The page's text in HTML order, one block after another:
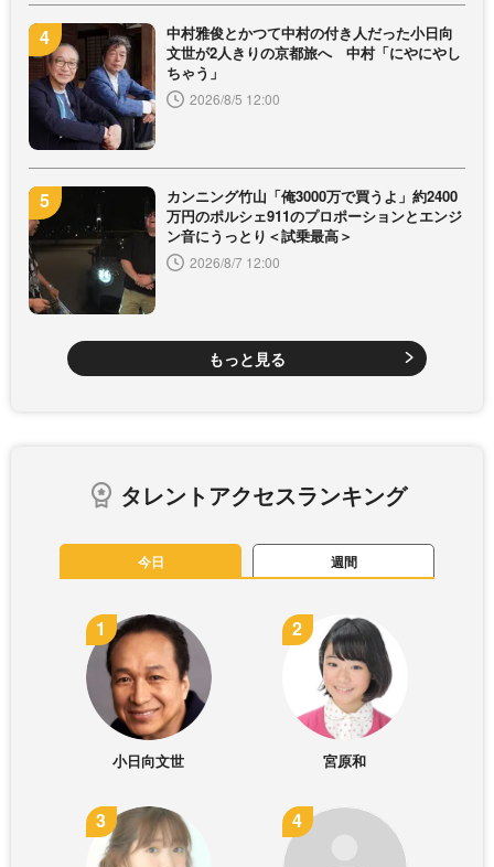
中村雅俊とかつて中村の付き人だった小日向
文世が2人きりの京都旅へ 中村「にやにやし
ちゃう」
2026/8/5 12:00
カンニング竹山「俺3000万で買うよ」約2400
万円のポルシェ911のプロポーションとエンジ
ン音にうっとり＜試乗最高＞
2026/8/7 12:00
もっと見る
タレントアクセスランキング
今日 週間
小日向文世 宮原和